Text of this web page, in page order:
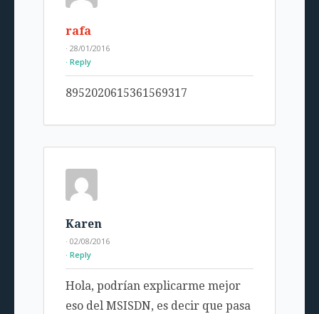
rafa
· 28/01/2016
Reply
8952020615361569317
Karen
· 02/08/2016
Reply
Hola, podrían explicarme mejor
eso del MSISDN, es decir que pasa